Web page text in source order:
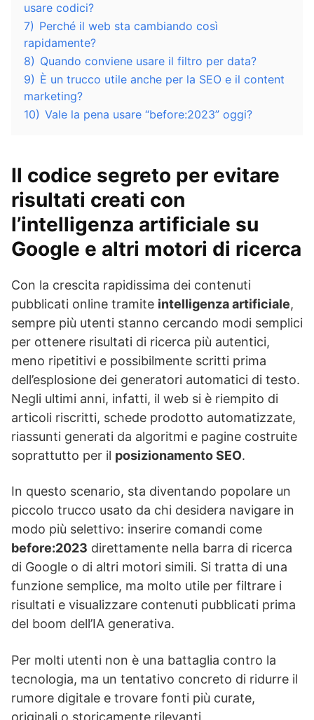
usare codici?
7) Perché il web sta cambiando così
rapidamente?
8) Quando conviene usare il filtro per data?
9) È un trucco utile anche per la SEO e il content
marketing?
10) Vale la pena usare “before:2023” oggi?
Il codice segreto per evitare
risultati creati con
l’intelligenza artificiale su
Google e altri motori di ricerca
Con la crescita rapidissima dei contenuti
pubblicati online tramite intelligenza artificiale,
sempre più utenti stanno cercando modi semplici
per ottenere risultati di ricerca più autentici,
meno ripetitivi e possibilmente scritti prima
dell’esplosione dei generatori automatici di testo.
Negli ultimi anni, infatti, il web si è riempito di
articoli riscritti, schede prodotto automatizzate,
riassunti generati da algoritmi e pagine costruite
soprattutto per il posizionamento SEO.
In questo scenario, sta diventando popolare un
piccolo trucco usato da chi desidera navigare in
modo più selettivo: inserire comandi come
before:2023 direttamente nella barra di ricerca
di Google o di altri motori simili. Si tratta di una
funzione semplice, ma molto utile per filtrare i
risultati e visualizzare contenuti pubblicati prima
del boom dell’IA generativa.
Per molti utenti non è una battaglia contro la
tecnologia, ma un tentativo concreto di ridurre il
rumore digitale e trovare fonti più curate,
originali o storicamente rilevanti.